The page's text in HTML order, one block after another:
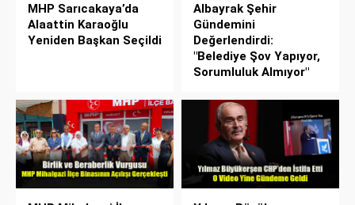
MHP Sarıcakaya’da
Alaattin Karaoğlu
Yeniden Başkan Seçildi
Albayrak Şehir
Gündemini
Değerlendirdi:
"Belediye Şov Yapıyor,
Sorumluluk Almıyor"